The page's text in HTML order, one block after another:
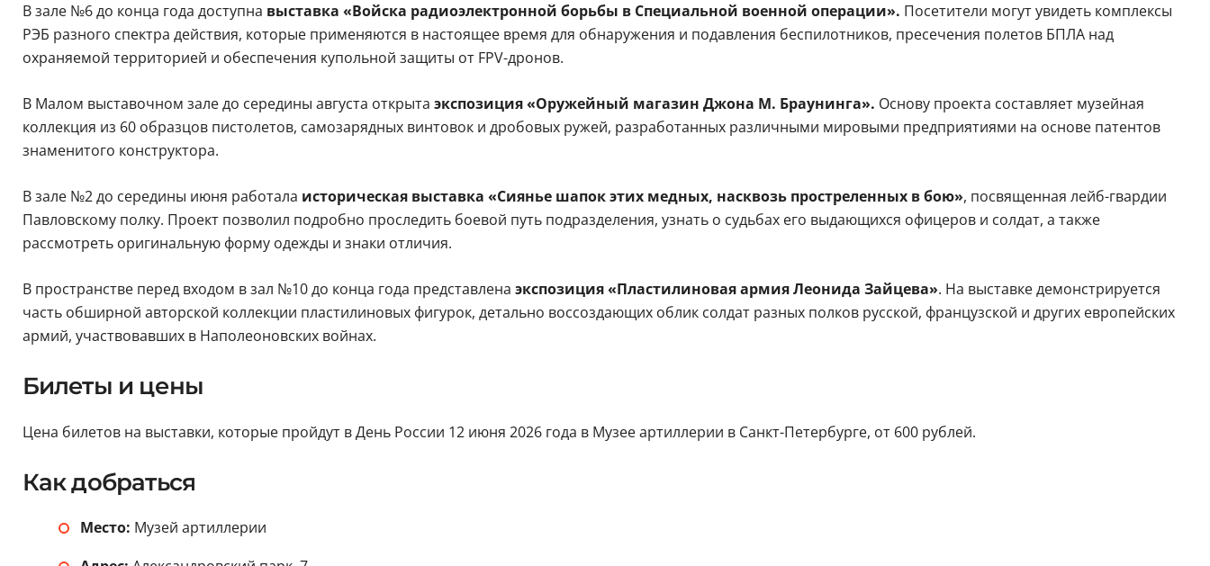
В зале №6 до конца года доступна выставка «Войска радиоэлектронной борьбы в Специальной военной операции». Посетители могут увидеть комплексы
РЭБ разного спектра действия, которые применяются в настоящее время для обнаружения и подавления беспилотников, пресечения полетов БПЛА над
охраняемой территорией и обеспечения купольной защиты от FPV-дронов.
В Малом выставочном зале до середины августа открыта экспозиция «Оружейный магазин Джона М. Браунинга». Основу проекта составляет музейная
коллекция из 60 образцов пистолетов, самозарядных винтовок и дробовых ружей, разработанных различными мировыми предприятиями на основе патентов
знаменитого конструктора.
В зале №2 до середины июня работала историческая выставка «Сиянье шапок этих медных, насквозь простреленных в бою», посвященная лейб-гвардии
Павловскому полку. Проект позволил подробно проследить боевой путь подразделения, узнать о судьбах его выдающихся офицеров и солдат, а также
рассмотреть оригинальную форму одежды и знаки отличия.
В пространстве перед входом в зал №10 до конца года представлена экспозиция «Пластилиновая армия Леонида Зайцева». На выставке демонстрируется
часть обширной авторской коллекции пластилиновых фигурок, детально воссоздающих облик солдат разных полков русской, французской и других европейских
армий, участвовавших в Наполеоновских войнах.
Билеты и цены
Цена билетов на выставки, которые пройдут в День России 12 июня 2026 года в Музее артиллерии в Санкт-Петербурге, от 600 рублей.
Как добраться
Место: Музей артиллерии